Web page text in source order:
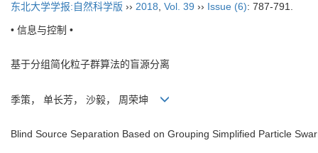
东北大学学报:自然科学版 ›› 2018 Vol. 39 ›› Issue (6): 787-791.
• 信息与控制 •
基于分组简化粒子群算法的盲源分离
季策， 单长芳， 沙毅， 周荣坤
Blind Source Separation Based on Grouping Simplified Particle